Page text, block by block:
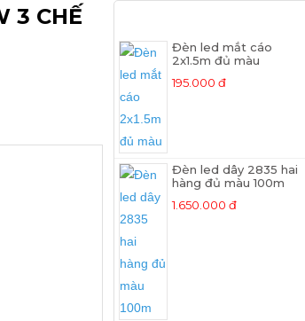
3 CHẾ
Đèn led mắt cáo
2x1.5m đủ màu
195.000 đ
Đèn led dây 2835 hai
hàng đủ màu 100m
1.650.000 đ